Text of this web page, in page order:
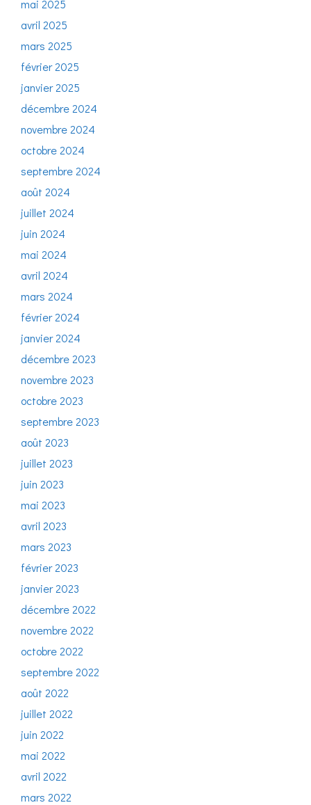
mai 2025
avril 2025
mars 2025
février 2025
janvier 2025
décembre 2024
novembre 2024
octobre 2024
septembre 2024
août 2024
juillet 2024
juin 2024
mai 2024
avril 2024
mars 2024
février 2024
janvier 2024
décembre 2023
novembre 2023
octobre 2023
septembre 2023
août 2023
juillet 2023
juin 2023
mai 2023
avril 2023
mars 2023
février 2023
janvier 2023
décembre 2022
novembre 2022
octobre 2022
septembre 2022
août 2022
juillet 2022
juin 2022
mai 2022
avril 2022
mars 2022